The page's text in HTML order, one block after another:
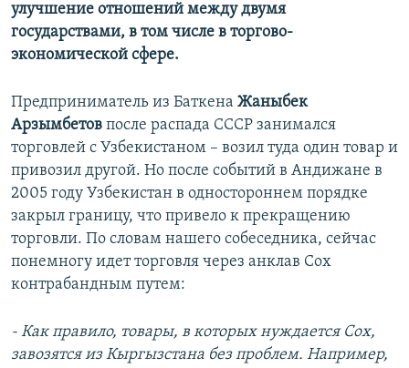
улучшение отношений между двумя
государствами, в том числе в торгово-
экономической сфере.
Предприниматель из Баткена Жаныбек
Арзымбетов после распада СССР занимался
торговлей с Узбекистаном – возил туда один товар и
привозил другой. Но после событий в Андижане в
2005 году Узбекистан в одностороннем порядке
закрыл границу, что привело к прекращению
торговли. По словам нашего собеседника, сейчас
понемногу идет торговля через анклав Сох
контрабандным путем:
- Как правило, товары, в которых нуждается Сох,
завозятся из Кыргызстана без проблем. Например,